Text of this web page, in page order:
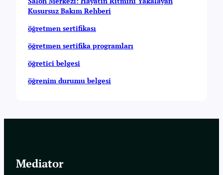
Kusursuz Bakım Rehberi
öğretmen sertifikası
öğretmen sertifika programları
öğretici belgesi
öğrenim durumu belgesi
Mediator